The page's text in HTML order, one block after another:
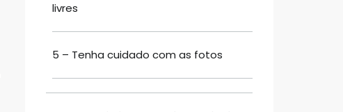
livres
5 – Tenha cuidado com as fotos